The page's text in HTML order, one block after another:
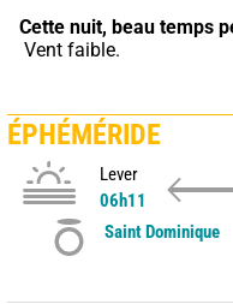
Cette nuit, beau temps
Vent faible.
ÉPHÉMÉRIDE
Lever
06h11
Saint Dominique